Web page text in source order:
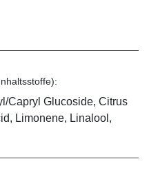
Capryl Glucoside, Citrus
Limonene, Linalool,